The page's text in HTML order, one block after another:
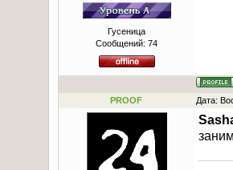
Гусеница
Сообщений: 74
PROOF Дата: